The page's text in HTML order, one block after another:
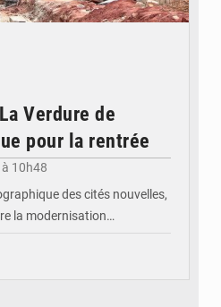
Verdure de
pour la rentrée
à 10h48
des cités nouvelles,
la modernisation…
chargé du Développement